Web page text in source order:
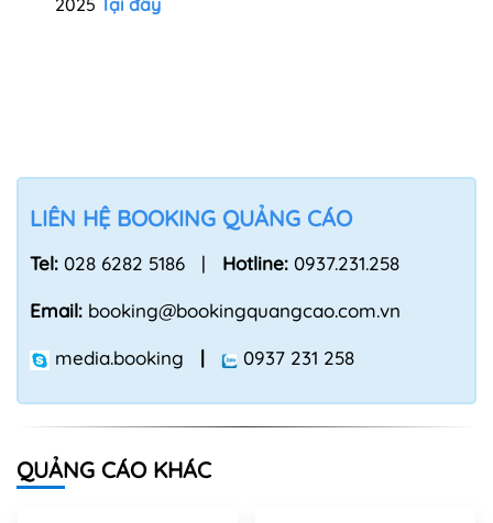
2025 Tại đây
LIÊN HỆ BOOKING QUẢNG CÁO
Tel: 028 6282 5186 | Hotline: 0937.231.258
Email: booking@bookingquangcao.com.vn
media.booking | 0937 231 258
QUẢNG CÁO KHÁC